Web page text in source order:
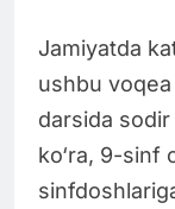
Jamiyatda
ushbu
darsida sodir
ko‘ra, 9-sinf